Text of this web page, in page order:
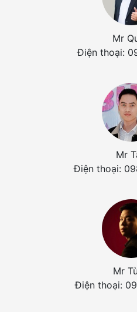
Mr
Điện thoại:
Mr
Điện thoại:
Mr
Điện thoại: